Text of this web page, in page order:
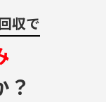
収で
？